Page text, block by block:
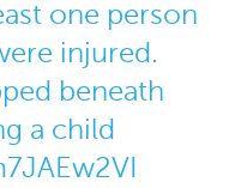
one person
injured.
beneath
a child